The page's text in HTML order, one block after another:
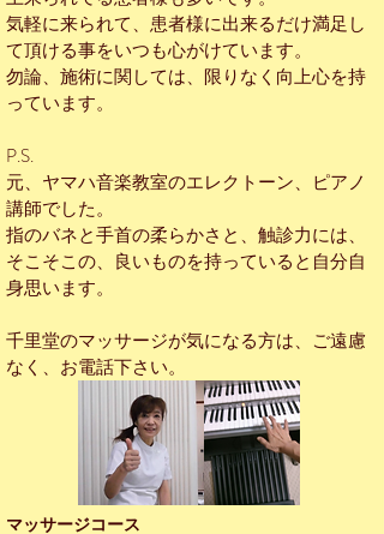
気軽に来られて、患者様に出来るだけ満足し
て頂ける事をいつも心がけています。
勿論、施術に関しては、限りなく向上心を持
っています。
P.S.
元、ヤマハ音楽教室のエレクトーン、ピアノ
講師でした。
指のバネと手首の柔らかさと、触診力には、
そこそこの、良いものを持っていると自分自
身思います。
千里堂のマッサージが気になる方は、ご遠慮
なく、お電話下さい。
マッサージコース